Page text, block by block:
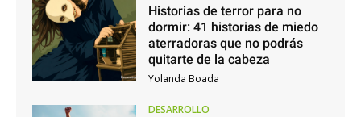
Historias de terror para no
dormir: 41 historias de miedo
aterradoras que no podrás
quitarte de la cabeza
Yolanda Boada
DESARROLLO